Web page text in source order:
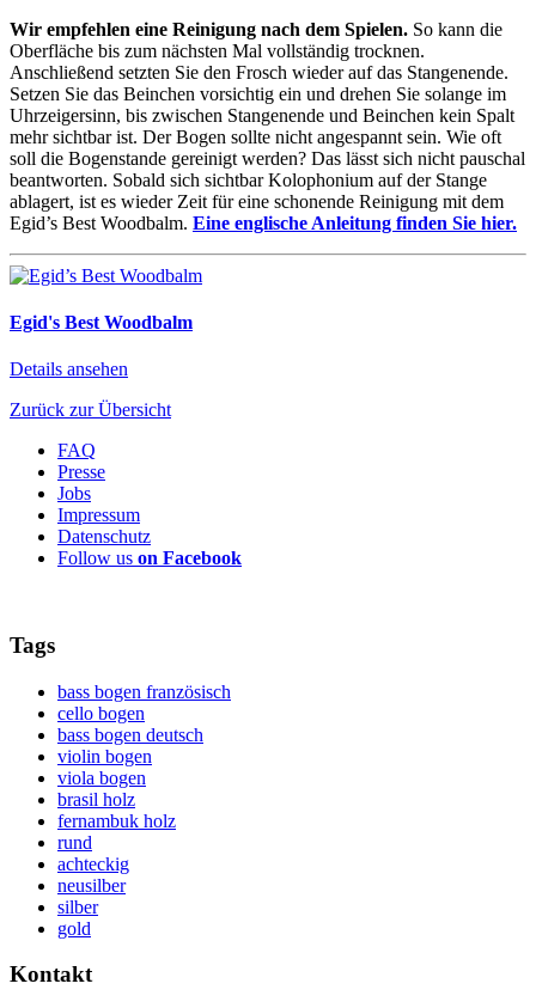
Wir empfehlen eine Reinigung nach dem Spielen. So kann die
Oberfläche bis zum nächsten Mal vollständig trocknen.
Anschließend setzten Sie den Frosch wieder auf das Stangenende.
Setzen Sie das Beinchen vorsichtig ein und drehen Sie solange im
Uhrzeigersinn, bis zwischen Stangenende und Beinchen kein Spalt
mehr sichtbar ist. Der Bogen sollte nicht angespannt sein. Wie oft
soll die Bogenstande gereinigt werden? Das lässt sich nicht pauschal
beantworten. Sobald sich sichtbar Kolophonium auf der Stange
ablagert, ist es wieder Zeit für eine schonende Reinigung mit dem
Egid’s Best Woodbalm. Eine englische Anleitung finden Sie hier.
Egid's Best Woodbalm
Details ansehen
Zurück zur Übersicht
FAQ
Presse
Jobs
Impressum
Datenschutz
Follow us on Facebook
Tags
bass bogen französisch
cello bogen
bass bogen deutsch
violin bogen
viola bogen
brasil holz
fernambuk holz
rund
achteckig
neusilber
silber
gold
Kontakt